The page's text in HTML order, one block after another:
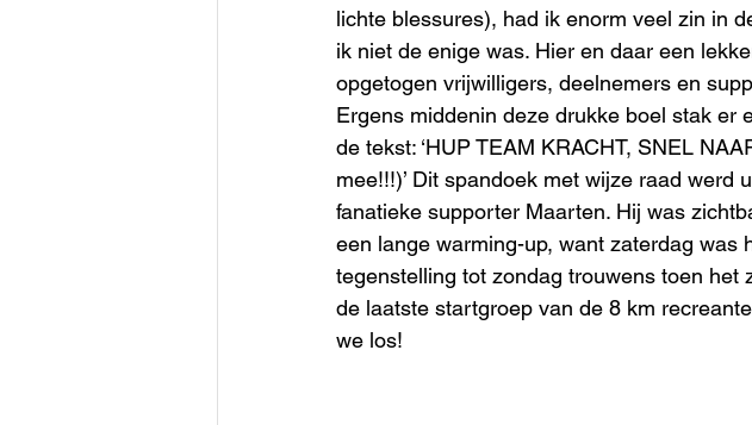
lichte blessures), had ik enorm veel zin in
ik niet de enige was. Hier en daar een
opgetogen vrijwilligers, deelnemers en
Ergens middenin deze drukke boel stak er
de tekst: ‘HUP TEAM KRACHT, SNEL
mee!!!)’ Dit spandoek met wijze raad
fanatieke supporter Maarten. Hij was
een lange warming-up, want zaterdag was
tegenstelling tot zondag trouwens toen het
de laatste startgroep van de 8 km
we los!